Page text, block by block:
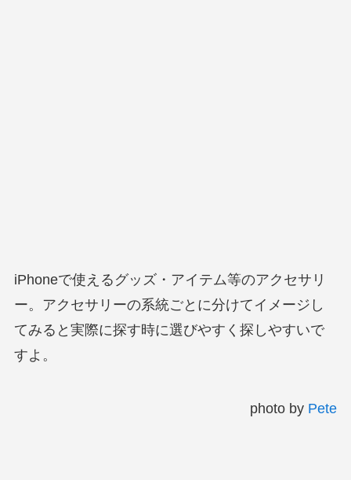
iPhoneで使えるグッズ・アイテム等のアクセサリ
ー。アクセサリーの系統ごとに分けてイメージし
てみると実際に探す時に選びやすく探しやすいで
すよ。
photo by Pete